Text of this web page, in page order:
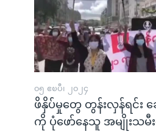
၀၅ ဧၿပီ၊ ၂၀၂၄
ဖိနှိပ်မှုတွေ တွန်းလှန်ရင်း
ကို ပုံဖော်နေသူ အမျိုးသမီးမ